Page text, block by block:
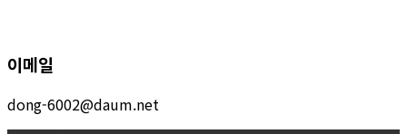
이메일
dong-6002@daum.net